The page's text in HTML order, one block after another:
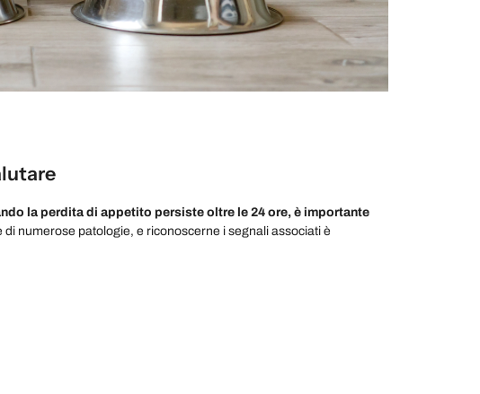
la perdita di appetito persiste oltre le 24 ore, è importante
numerose patologie, e riconoscerne i segnali associati è